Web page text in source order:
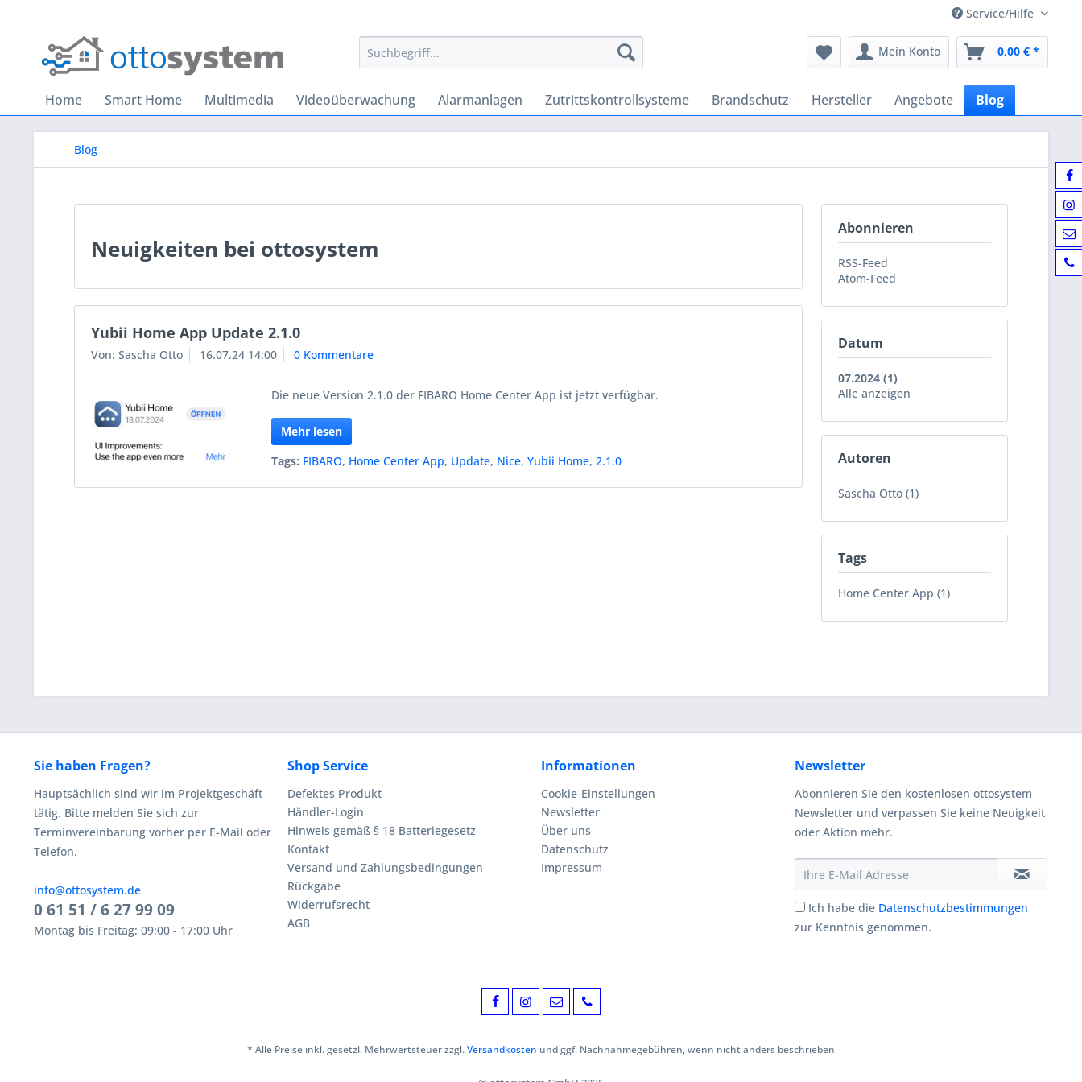
Service/Hilfe
Mein Konto 0,00 € *
Home Smart Home Multimedia Videoüberwachung Alarmanlagen Zutrittskontrollsysteme Brandschutz Hersteller Angebote Blog
Blog
Abonnieren
RSS-Feed
Atom-Feed
Datum
07.2024 (1)
Alle anzeigen
Autoren
Sascha Otto (1)
Tags
Home Center App (1)
Neuigkeiten bei ottosystem
Yubii Home App Update 2.1.0
Von: Sascha Otto 16.07.24 14:00 0 Kommentare
Die neue Version 2.1.0 der FIBARO Home Center App ist jetzt verfügbar.
Mehr lesen
Tags: FIBARO, Home Center App, Update, Nice,Yubii Home,2.1.0
Sie haben Fragen?
Hauptsächlich sind wir im Projektgeschäft
tätig. Bitte melden Sie sich zur
Terminvereinbarung vorher per E-Mail oder
Telefon.
info@ottosystem.de
0 61 51 / 6 27 99 09
Montag bis Freitag: 09:00 - 17:00 Uhr
Shop Service
Defektes Produkt
Händler-Login
Hinweis gemäß § 18 Batteriegesetz
Kontakt
Versand und Zahlungsbedingungen
Rückgabe
Widerrufsrecht
AGB
Informationen
Cookie-Einstellungen
Newsletter
Über uns
Datenschutz
Impressum
Newsletter
Abonnieren Sie den kostenlosen ottosystem
Newsletter und verpassen Sie keine Neuigkeit
oder Aktion mehr.
Ich habe die Datenschutzbestimmungen
zur Kenntnis genommen.
* Alle Preise inkl. gesetzl. Mehrwertsteuer zzgl.Versandkosten und ggf. Nachnahmegebühren, wenn nicht anders beschrieben